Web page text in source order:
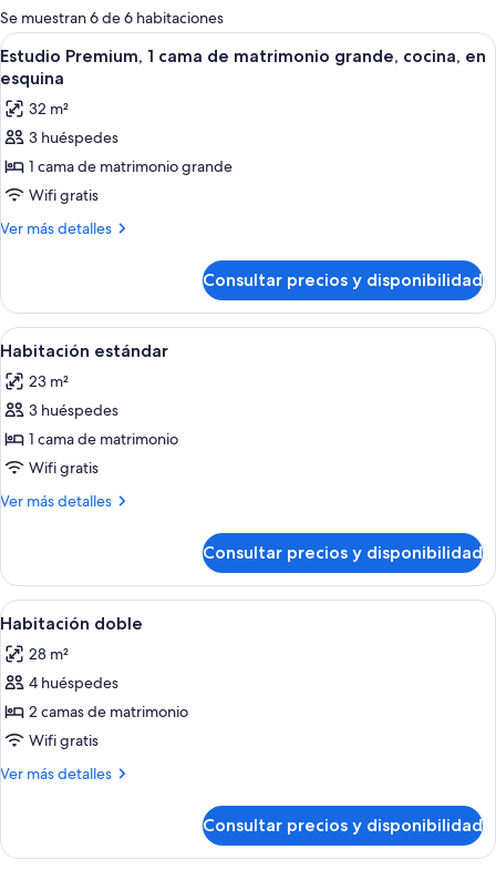
para
las
habitaciones
Se muestran 6 de 6 habitaciones
Abrir
todas
las
fotos
de
Estudio
Premium,
1
matrimonio
grande,
cocina,
en
esquina
Estudio Premium, 1 cama de
22
Estudio Premium, 1 cama de matrimonio grande, cocina, en
esquina
32 m²
3 huéspedes
1 cama de matrimonio grande
Wifi gratis
Ver más detalles
Más
Premium,
cama
matrimonio
grande,
en
esquina
Consultar precios y disponibilidad
Abrir
todas
las
fotos
de
Habitación
estándar
Habitación de hotel con cama,
10
Habitación estándar
23 m²
3 huéspedes
1 cama de matrimonio
Wifi gratis
Ver más detalles
Más
estándar
Consultar precios y disponibilidad
Abrir
todas
las
fotos
de
Habitación
doble
Habitación de hotel con dos camas,
12
Habitación doble
28 m²
4 huéspedes
2 camas de matrimonio
Wifi gratis
Ver más detalles
Más
doble
Consultar precios y disponibilidad